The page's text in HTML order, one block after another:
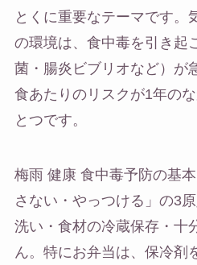
とくに重要なテーマです。
の環境は、食中毒を引き起
菌・腸炎ビブリオなど）が
食あたりのリスクが1年の
とつです。
梅雨 健康 食中毒予防の基
さない・やっつける」の3
洗い・食材の冷蔵保存・十
ん。特にお弁当は、保冷剤